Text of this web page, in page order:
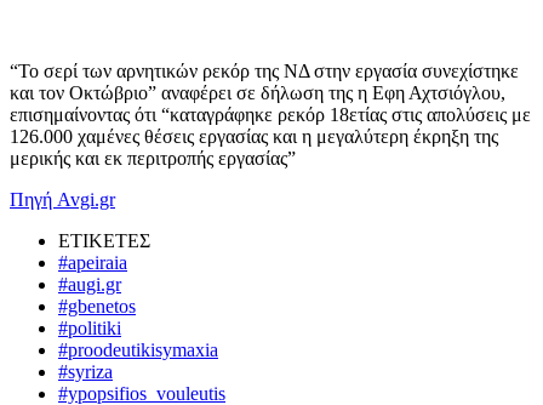
“Το σερί των αρνητικών ρεκόρ της ΝΔ στην εργασία συνεχίστηκε
και τον Οκτώβριο” αναφέρει σε δήλωση της η Εφη Αχτσιόγλου,
επισημαίνοντας ότι “καταγράφηκε ρεκόρ 18ετίας στις απολύσεις με
126.000 χαμένες θέσεις εργασίας και η μεγαλύτερη έκρηξη της
μερικής και εκ περιτροπής εργασίας”
Πηγή Avgi.gr
ΕΤΙΚΕΤΕΣ
#apeiraia
#augi.gr
#gbenetos
#politiki
#proodeutikisymaxia
#syriza
#ypopsifios_vouleutis